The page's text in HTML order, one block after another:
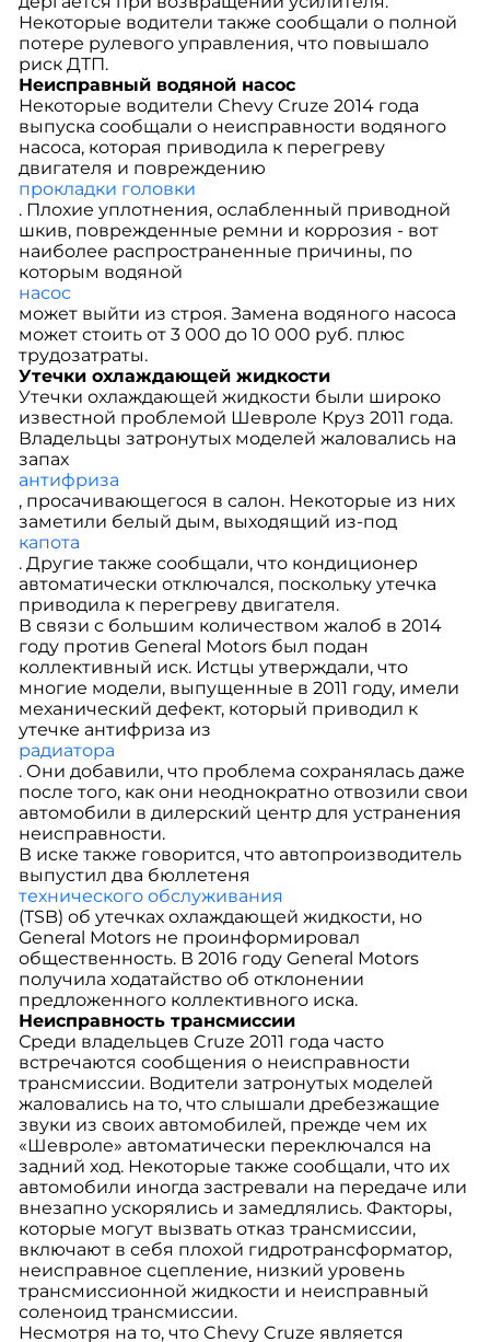
Некоторые водители также сообщали о полной
потере рулевого управления, что повышало
риск ДТП.
Неисправный водяной насос
Некоторые водители Chevy Cruze 2014 года
выпуска сообщали о неисправности водяного
насоса, которая приводила к перегреву
двигателя и повреждению
прокладки головки
. Плохие уплотнения, ослабленный приводной
шкив, поврежденные ремни и коррозия - вот
наиболее распространенные причины, по
которым водяной
насос
может выйти из строя. Замена водяного насоса
может стоить от 3 000 до 10 000 руб. плюс
трудозатраты.
Утечки охлаждающей жидкости
Утечки охлаждающей жидкости были широко
известной проблемой Шевроле Круз 2011 года.
Владельцы затронутых моделей жаловались на
запах
антифриза
, просачивающегося в салон. Некоторые из них
заметили белый дым, выходящий из-под
капота
. Другие также сообщали, что кондиционер
автоматически отключался, поскольку утечка
приводила к перегреву двигателя.
В связи с большим количеством жалоб в 2014
году против General Motors был подан
коллективный иск. Истцы утверждали, что
многие модели, выпущенные в 2011 году, имели
механический дефект, который приводил к
утечке антифриза из
радиатора
. Они добавили, что проблема сохранялась даже
после того, как они неоднократно отвозили свои
автомобили в дилерский центр для устранения
неисправности.
В иске также говорится, что автопроизводитель
выпустил два бюллетеня
технического обслуживания
(TSB) об утечках охлаждающей жидкости, но
General Motors не проинформировал
общественность. В 2016 году General Motors
получила ходатайство об отклонении
предложенного коллективного иска.
Неисправность трансмиссии
Среди владельцев Cruze 2011 года часто
встречаются сообщения о неисправности
трансмиссии. Водители затронутых моделей
жаловались на то, что слышали дребезжащие
звуки из своих автомобилей, прежде чем их
«Шевроле» автоматически переключался на
задний ход. Некоторые также сообщали, что их
автомобили иногда застревали на передаче или
внезапно ускорялись и замедлялись. Факторы,
которые могут вызвать отказ трансмиссии,
включают в себя плохой гидротрансформатор,
неисправное сцепление, низкий уровень
трансмиссионной жидкости и неисправный
соленоид трансмиссии.
Несмотря на то, что Chevy Cruze является